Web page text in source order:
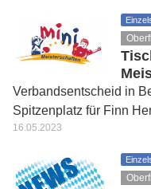
Verbandsentscheid in
Spitzenplatz für Finn
16.05.2023